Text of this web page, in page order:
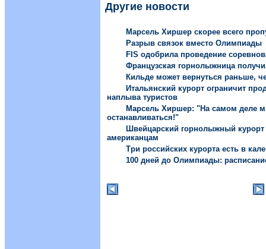
Другие новости
Марсель Хиршер скорее всего
Разрыв связок вместо Олимпиады
FIS одобрила проведение
Французская горнолыжница
Кильде может вернуться раньше,
Итальянский курорт ограничит
наплыва туристов
Марсель Хиршер: "На самом деле
останавливаться!"
Швейцарский горнолыжный курорт
американцам
Три российских курорта есть в
100 дней до Олимпиады: